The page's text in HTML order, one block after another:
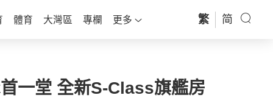
體育 大灣區 專欄 更多 繁 简
一堂 全新S-Class旗艦房